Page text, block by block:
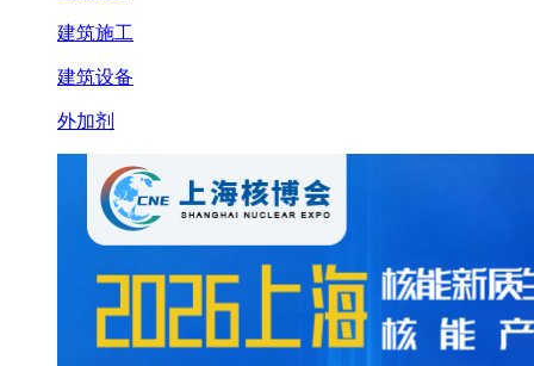
建筑施工
建筑设备
外加剂